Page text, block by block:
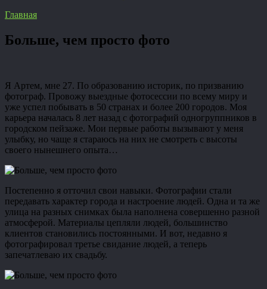
Главная
Больше, чем просто фото
Я Артем, мне 27. По образованию историк, по призванию
фотограф. Провожу выездные фотосессии по всему миру и
уже успел побывать в 50 странах и более 200 городов. Моя
карьера началась 8 лет назад с фотографий одногруппников в
городском пейзаже. Мои первые работы вызывают у меня
улыбку, но чаще я стараюсь на них не смотреть с высоты
своего нынешнего опыта…
Постепенно я отточил свои навыки. Фотографии стали
передавать характер города и настроение людей. Одна и та же
улица на разных снимках была наполнена совершенно разной
атмосферой. Материалы цепляли людей, большинство
клиентов становились постоянными. И вот, недавно я
фотографировал третье свидание людей, а теперь
запечатлеваю их свадьбу.